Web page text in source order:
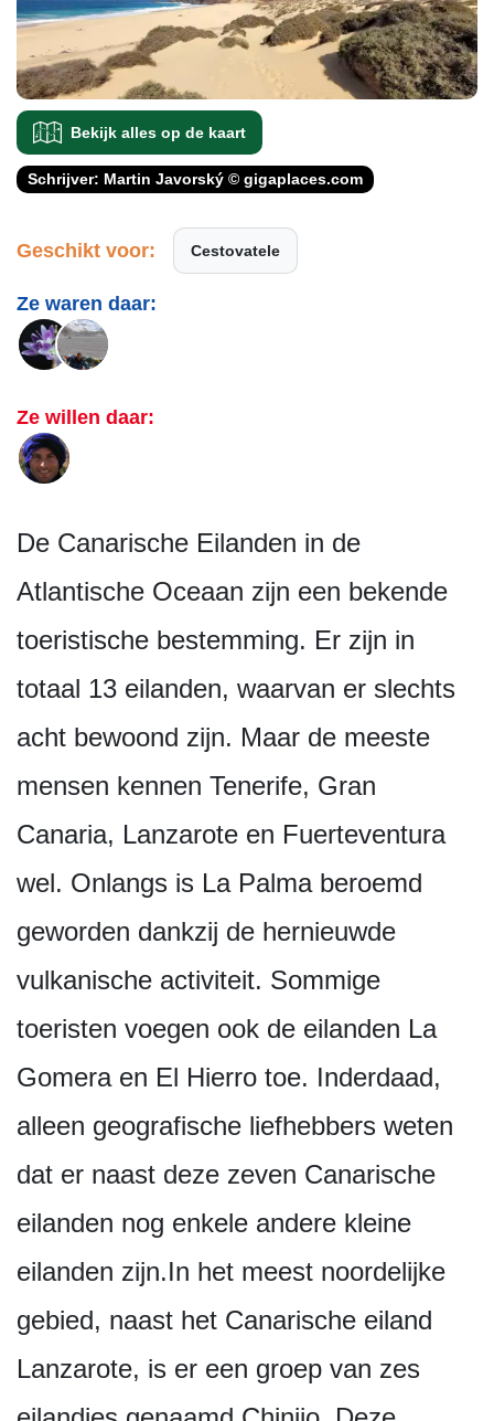
Bekijk alles op de kaart
Schrijver: Martin Javorský © gigaplaces.com
Geschikt voor: Cestovatele
Ze waren daar:
Ze willen daar:
De Canarische Eilanden in de
Atlantische Oceaan zijn een bekende
toeristische bestemming. Er zijn in
totaal 13 eilanden, waarvan er slechts
acht bewoond zijn. Maar de meeste
mensen kennen Tenerife, Gran
Canaria, Lanzarote en Fuerteventura
wel. Onlangs is La Palma beroemd
geworden dankzij de hernieuwde
vulkanische activiteit. Sommige
toeristen voegen ook de eilanden La
Gomera en El Hierro toe. Inderdaad,
alleen geografische liefhebbers weten
dat er naast deze zeven Canarische
eilanden nog enkele andere kleine
eilanden zijn.In het meest noordelijke
gebied, naast het Canarische eiland
Lanzarote, is er een groep van zes